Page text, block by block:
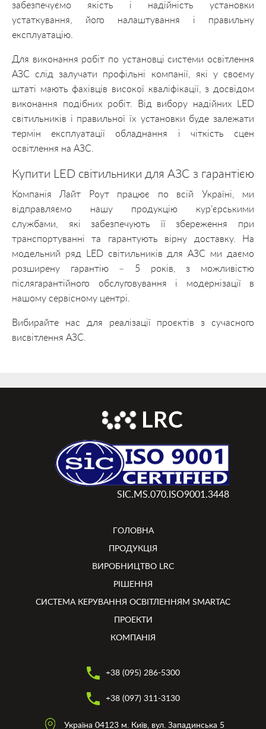
забезпечуємо якість і надійність установки
устаткування, його налаштування і правильну
експлуатацію.
Для виконання робіт по установці системи освітлення
АЗС слід залучати профільні компанії, які у своєму
штаті мають фахівців високої кваліфікації, з досвідом
виконання подібних робіт. Від вибору надійних LED
світильників і правильної їх установки буде залежати
термін експлуатації обладнання і чіткість сцен
освітлення на АЗС.
Купити LED світильники для АЗС з гарантією
Компанія Лайт Роут працює по всій Україні, ми
відправляємо нашу продукцію кур’єрськими
службами, які забезпечують її збереження при
транспортуванні та гарантують вірну доставку. На
модельний ряд LED світильників для АЗС ми даємо
розширену гарантію – 5 років, з можливістю
післягарантійного обслуговування і модернізації в
нашому сервісному центрі.
Вибирайте нас для реалізації проєктів з сучасного
висвітлення АЗС.
SIC.MS.070.ISO9001.3448
ГОЛОВНА
ПРОДУКЦІЯ
ВИРОБНИЦТВО LRC
РІШЕННЯ
СИСТЕМА КЕРУВАННЯ ОСВІТЛЕННЯМ SMARTAC
ПРОЕКТИ
КОМПАНІЯ
+38 (095) 286-5300
+38 (097) 311-3130
Україна 04123 м. Київ, вул. Западинська 5